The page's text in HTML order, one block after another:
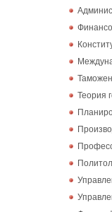
Теория